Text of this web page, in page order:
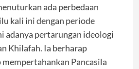
ada perbedaan
kali ini dengan periode
adanya pertarungan ideologi
Khilafah. Ia berharap
Pancasila